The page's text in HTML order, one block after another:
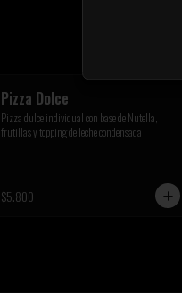
Pizza Dolce
Pizza dulce individual con base de Nutella,
frutillas y topping de leche condensada
$5.800